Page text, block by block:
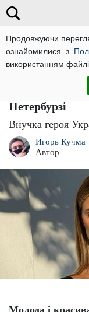
Продовжуючи
ознайомилися з
використанням
Показала
в сміливому
Петербурзі
Внучка героя
Игорь Кучма
Автор
Молода і